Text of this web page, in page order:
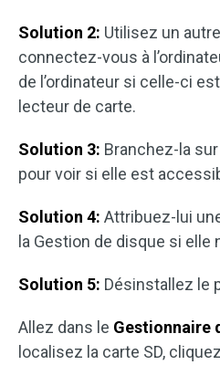
Solution 2: Utilisez un
connectez-vous à
de l’ordinateur si celle-ci
lecteur de carte.
Solution 3: Branchez-la
pour voir si elle est
Solution 4: Attribuez-lui
la Gestion de disque si elle
Solution 5: Désinstallez le
Allez dans le Gestionnaire
localisez la carte SD,